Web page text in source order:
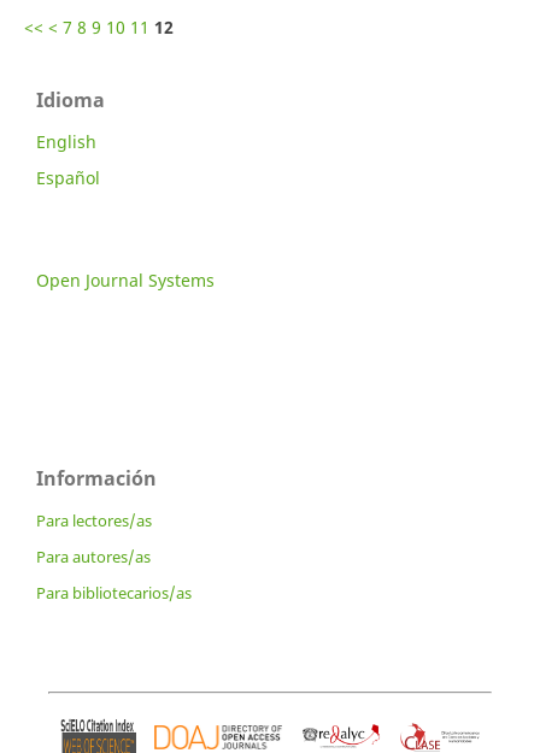
<< < 7 8 9 10 11 12
Idioma
English
Español
Open Journal Systems
Información
Para lectores/as
Para autores/as
Para bibliotecarios/as